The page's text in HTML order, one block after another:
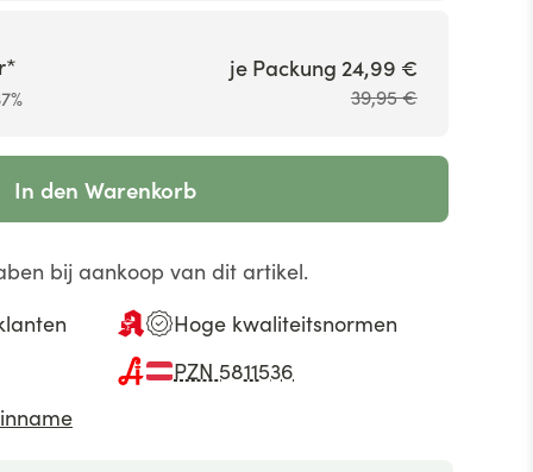
je Packung 24,99 €
39,95 €
In den Warenkorb
bij aankoop van dit artikel.
Hoge kwaliteitsnormen
PZN 5811536